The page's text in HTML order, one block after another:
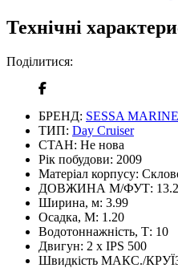
Технічні
Поділитися:
БРЕНД: SESSA MARINE
ТИП: Day Cruiser
СТАН: Не нова
Рік побудови: 2009
Матеріал корпусу:
ДОВЖИНА М/ФУТ:
Ширина, м: 3.99
Осадка, М: 1.20
Водотоннажність, Т: 10
Двигун: 2 x IPS 500
Швидкість МАКС./